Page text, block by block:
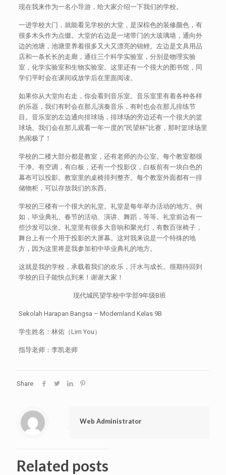
现在我来作为一名小导游，给大家介绍一下我们的学校。
一进学校大门，就能看见学校的大堂，是深棕色的装修颜色，有
很多木头作为点缀。大堂的右边是一堵带门的大玻璃墙，通向外
边的池塘，池塘里养着很多又大又漂亮的锦鲤。左边是文具用品
店和一条长长的走廊，通往三个科学实验室，分别是物理实验
室，化学实验室和生物实验室。这里还有一个很大的图书馆，同
学们平时会在课间或放学后在里面阅读。
如果你从大堂向右走，你会看到音乐室。音乐室里有着各种各样
的乐器，我们有时会在那儿演奏音乐，有时也会在那儿排练节
目。音乐室的左边通向排球场，排球场的旁边还有一个很大的篮
球场。我们会在那儿观看一年一度的“民望杯”比赛，那时篮球场里
热闹极了！
学校的二楼大部分都是教室，还有老师的办公室。每个教室都很
干净。有空调，有白板，还有一个投影仪，白板前有一块白色的
幕布可以投影。教室里的桌椅排列整齐。每个教室外面都有一排
储物柜，可以存放我们的东西。
学校的三楼有一个很大的礼堂。礼堂是每年举办活动的地方。例
如，毕业典礼、春节的活动、演讲、舞蹈，等等。礼堂前边有一
些沙发可以坐。礼堂里有很多大音响和聚光灯，有数百张椅子，
舞台上有一个用于投影的大屏幕。这对我来说是一个特殊的地
方，因为这里将是我参加初中毕业典礼的地方。
这就是我的学校，承载着我们的欢乐，汗水与成长。很期待回到
学校的日子能快点到来！谢谢大家！
现代城民望学校中学部9年级B班
Sekolah Harapan Bangsa – Modernland Kelas 9B
学生姓名：林佑（Lim You）
指导老师：李凯老师
Share
Web Administrator
Related posts